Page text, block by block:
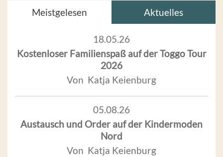
Meistgelesen Aktuelles
18.05.26
Kostenloser Familienspaß auf der Toggo Tour
2026
Von Katja Keienburg
05.08.26
Austausch und Order auf der Kindermoden
Nord
Von Katja Keienburg